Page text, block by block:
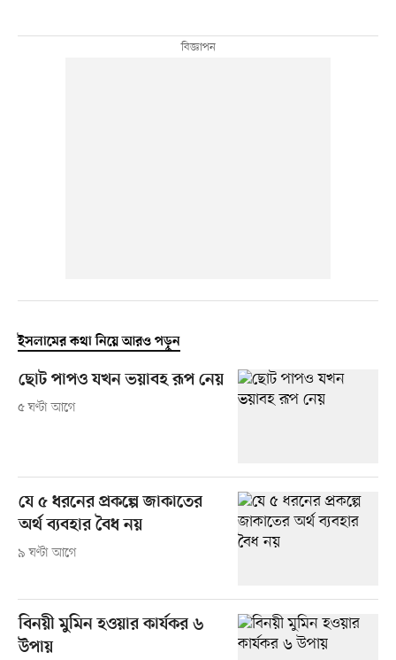
ইসলামের কথা নিয়ে আরও পড়ুন
ছোট পাপও যখন ভয়াবহ রূপ নেয়
৫ ঘণ্টা আগে
যে ৫ ধরনের প্রকল্পে জাকাতের
অর্থ ব্যবহার বৈধ নয়
৯ ঘণ্টা আগে
বিনয়ী মুমিন হওয়ার কার্যকর ৬
উপায়